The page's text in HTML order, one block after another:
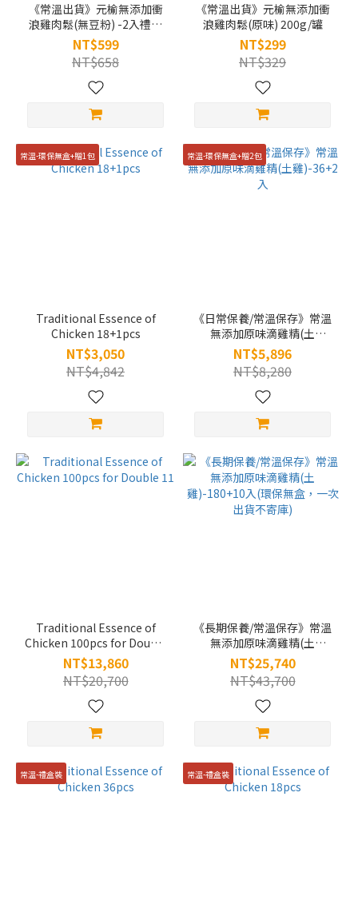
《常溫出貨》元榆無添加衝
浪雞肉鬆(無豆粉) -2入禮盒
裝 (200g/罐)
NT$599
NT$658
《常溫出貨》元榆無添加衝
浪雞肉鬆(原味) 200g/罐
NT$299
NT$329
常溫-環保無盒+贈1包
Traditional Essence of
Chicken 18+1pcs
NT$3,050
NT$4,842
常溫-環保無盒+贈2包
《日常保養/常溫保存》常溫
無添加原味滴雞精(土
雞)-36+2入
NT$5,896
NT$8,280
Traditional Essence of
Chicken 100pcs for Double
11
NT$13,860
NT$20,700
《長期保養/常溫保存》常溫
無添加原味滴雞精(土
雞)-180+10入(環保無盒，一
次出貨不寄庫)
NT$25,740
NT$43,700
常溫-禮盒裝 常溫-禮盒裝